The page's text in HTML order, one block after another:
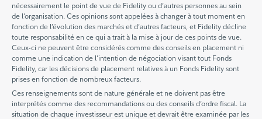
nécessairement le point de vue de Fidelity ou d’autres personnes au sein
de l’organisation. Ces opinions sont appelées à changer à tout moment en
fonction de l’évolution des marchés et d’autres facteurs, et Fidelity décline
toute responsabilité en ce qui a trait à la mise à jour de ces points de vue.
Ceux-ci ne peuvent être considérés comme des conseils en placement ni
comme une indication de l’intention de négociation visant tout Fonds
Fidelity, car les décisions de placement relatives à un Fonds Fidelity sont
prises en fonction de nombreux facteurs.
Ces renseignements sont de nature générale et ne doivent pas être
interprétés comme des recommandations ou des conseils d’ordre fiscal. La
situation de chaque investisseur est unique et devrait être examinée par les